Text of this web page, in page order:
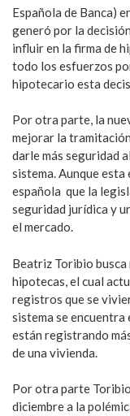
Española de Banca)
generó por la
influir en la firma de
todo los esfuerzos
hipotecario esta
Por otra parte, la
mejorar la
darle más seguridad
sistema. Aunque
española que la
seguridad jurídica y
el mercado.
Beatriz Toribio
hipotecas, el cual
registros que se
sistema se encuentra
están registrando
de una vivienda.
Por otra parte
diciembre a la